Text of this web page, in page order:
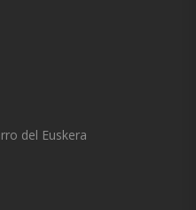
del Euskera